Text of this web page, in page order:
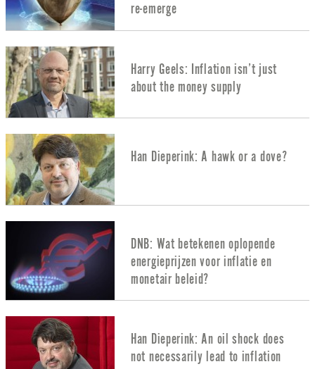
re-emerge
Harry Geels: Inflation isn’t just
about the money supply
Han Dieperink: A hawk or a dove?
DNB: Wat betekenen oplopende
energieprijzen voor inflatie en
monetair beleid?
Han Dieperink: An oil shock does
not necessarily lead to inflation